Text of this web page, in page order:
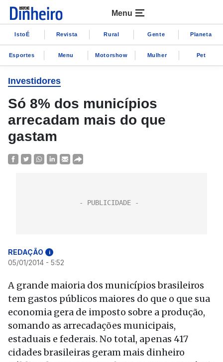
Menu
IstoÉ Revista Rural Gente Planeta
Esportes Menu Motorshow Mulher Pet
Investidores
Só 8% dos municípios
arrecadam mais do que
gastam
REDAÇÃO i
05/01/2014 - 5:52
A grande maioria dos municípios brasileiros
tem gastos públicos maiores do que o que sua
economia gera de imposto sobre a produção,
somando as arrecadações municipais,
estaduais e federais. No total, apenas 417
cidades brasileiras geram mais dinheiro